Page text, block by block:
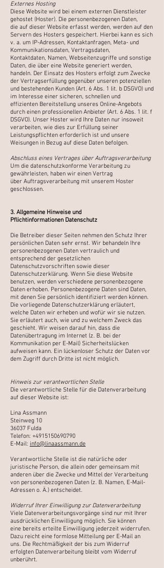
Externes Hosting​
Diese Website wird bei einem externen Dienstleister
gehostet (Hoster). Die personenbezogenen Daten,
die auf dieser Website erfasst werden, werden auf den
Servern des Hosters gespeichert. Hierbei kann es sich
v. a. um IP-Adressen, Kontaktanfragen, Meta- und
Kommunikationsdaten, Vertragsdaten,
Kontaktdaten, Namen, Webseitenzugriffe und sonstige
Daten, die über eine Website generiert werden,
handeln. Der Einsatz des Hosters erfolgt zum Zwecke
der Vertragserfüllung gegenüber unseren potenziellen
und bestehenden Kunden (Art. 6 Abs. 1 lit. b DSGVO) und
im Interesse einer sicheren, schnellen und
effizienten Bereitstellung unseres Online-Angebots
durch einen professionellen Anbieter (Art. 6 Abs. 1 lit. f
DSGVO). Unser Hoster wird Ihre Daten nur insoweit
verarbeiten, wie dies zur Erfüllung seiner
Leistungspflichten erforderlich ist und unsere
Weisungen in Bezug auf diese Daten befolgen.
Abschluss eines Vertrages über Auftragsverarbeitung
Um die datenschutzkonforme Verarbeitung zu
gewährleisten, haben wir einen Vertrag
über Auftragsverarbeitung mit unserem Hoster
geschlossen.
3. Allgemeine Hinweise und
Pflichtinformationen Datenschutz
Die Betreiber dieser Seiten nehmen den Schutz Ihrer
persönlichen Daten sehr ernst. Wir behandeln Ihre
personenbezogenen Daten vertraulich und
entsprechend der gesetzlichen
Datenschutzvorschriften sowie dieser
Datenschutzerklärung. Wenn Sie diese Website
benutzen, werden verschiedene personenbezogene
Daten erhoben. Personenbezogene Daten sind Daten,
mit denen Sie persönlich identifiziert werden können.
Die vorliegende Datenschutzerklärung erläutert,
welche Daten wir erheben und wofür wir sie nutzen.
Sie erläutert auch, wie und zu welchem Zweck das
geschieht. Wir weisen darauf hin, dass die
Datenübertragung im Internet (z. B. bei der
Kommunikation per E-Mail) Sicherheitslücken
aufweisen kann. Ein lückenloser Schutz der Daten vor
dem Zugriff durch Dritte ist nicht möglich.
Hinweis zur verantwortlichen Stelle
Die verantwortliche Stelle für die Datenverarbeitung
auf dieser Website ist:
Lina Assmann
Steinweg 10
36037 Fulda
Telefon: +4915150690790
E-Mail: info@linaassmann.de
Verantwortliche Stelle ist die natürliche oder
juristische Person, die allein oder gemeinsam mit
anderen über die Zwecke und Mittel der Verarbeitung
von personenbezogenen Daten (z. B. Namen, E-Mail-
Adressen o. Ä.) entscheidet.
Widerruf Ihrer Einwilligung zur Datenverarbeitung
Viele Datenverarbeitungsvorgänge sind nur mit Ihrer
ausdrücklichen Einwilligung möglich. Sie können
eine bereits erteilte Einwilligung jederzeit widerrufen.
Dazu reicht eine formlose Mitteilung per E-Mail an
uns. Die Rechtmäßigkeit der bis zum Widerruf
erfolgten Datenverarbeitung bleibt vom Widerruf
unberührt.